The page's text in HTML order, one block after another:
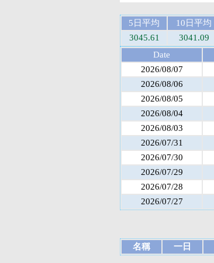
5日平均 10日平均
3045.61
3041.09
Date
2026/08/07
2026/08/06
2026/08/05
2026/08/04
2026/08/03
2026/07/31
2026/07/30
2026/07/29
2026/07/28
2026/07/27
名稱
一日